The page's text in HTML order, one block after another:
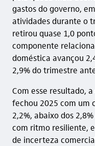
gastos do governo,
atividades durante o
retirou quase 1,0
componente
doméstica avançou
2,9% do trimestre
Com esse resultado,
fechou 2025 com um
2,2%, abaixo dos
com ritmo resiliente,
de incerteza